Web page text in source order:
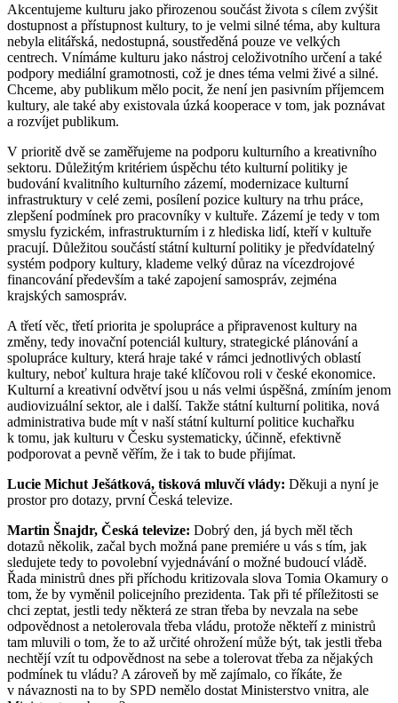
Akcentujeme kulturu jako přirozenou součást života s cílem zvýšit
dostupnost a přístupnost kultury, to je velmi silné téma, aby kultura
nebyla elitářská, nedostupná, soustředěná pouze ve velkých
centrech. Vnímáme kulturu jako nástroj celoživotního určení a také
podpory mediální gramotnosti, což je dnes téma velmi živé a silné.
Chceme, aby publikum mělo pocit, že není jen pasivním příjemcem
kultury, ale také aby existovala úzká kooperace v tom, jak poznávat
a rozvíjet publikum.
V prioritě dvě se zaměřujeme na podporu kulturního a kreativního
sektoru. Důležitým kritériem úspěchu této kulturní politiky je
budování kvalitního kulturního zázemí, modernizace kulturní
infrastruktury v celé zemi, posílení pozice kultury na trhu práce,
zlepšení podmínek pro pracovníky v kultuře. Zázemí je tedy v tom
smyslu fyzickém, infrastrukturním i z hlediska lidí, kteří v kultuře
pracují. Důležitou součástí státní kulturní politiky je předvídatelný
systém podpory kultury, klademe velký důraz na vícezdrojové
financování především a také zapojení samospráv, zejména
krajských samospráv.
A třetí věc, třetí priorita je spolupráce a připravenost kultury na
změny, tedy inovační potenciál kultury, strategické plánování a
spolupráce kultury, která hraje také v rámci jednotlivých oblastí
kultury, neboť kultura hraje také klíčovou roli v české ekonomice.
Kulturní a kreativní odvětví jsou u nás velmi úspěšná, zmíním jenom
audiovizuální sektor, ale i další. Takže státní kulturní politika, nová
administrativa bude mít v naší státní kulturní politice kuchařku
k tomu, jak kulturu v Česku systematicky, účinně, efektivně
podporovat a pevně věřím, že i tak to bude přijímat.
Lucie Michut Ješátková, tisková mluvčí vlády: Děkuji a nyní je
prostor pro dotazy, první Česká televize.
Martin Šnajdr, Česká televize: Dobrý den, já bych měl těch
dotazů několik, začal bych možná pane premiére u vás s tím, jak
sledujete tedy to povolební vyjednávání o možné budoucí vládě.
Řada ministrů dnes při příchodu kritizovala slova Tomia Okamury o
tom, že by vyměnil policejního prezidenta. Tak při té příležitosti se
chci zeptat, jestli tedy některá ze stran třeba by nevzala na sebe
odpovědnost a netolerovala třeba vládu, protože někteří z ministrů
tam mluvili o tom, že to až určité ohrožení může být, tak jestli třeba
nechtějí vzít tu odpovědnost na sebe a tolerovat třeba za nějakých
podmínek tu vládu? A zároveň by mě zajímalo, co říkáte, že
v návaznosti na to by SPD nemělo dostat Ministerstvo vnitra, ale